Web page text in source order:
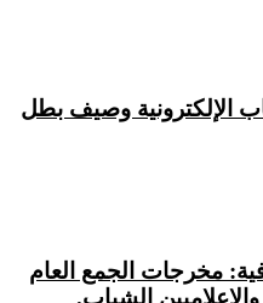
الإلكترونية وصيف بطل
مخرجات الجمع العام
الشباب.